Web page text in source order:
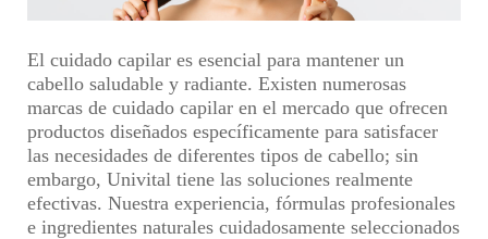
El cuidado capilar es esencial para mantener un
cabello saludable y radiante. Existen numerosas
marcas de cuidado capilar en el mercado que ofrecen
productos diseñados específicamente para satisfacer
las necesidades de diferentes tipos de cabello; sin
embargo, Univital tiene las soluciones realmente
efectivas. Nuestra experiencia, fórmulas profesionales
e ingredientes naturales cuidadosamente seleccionados